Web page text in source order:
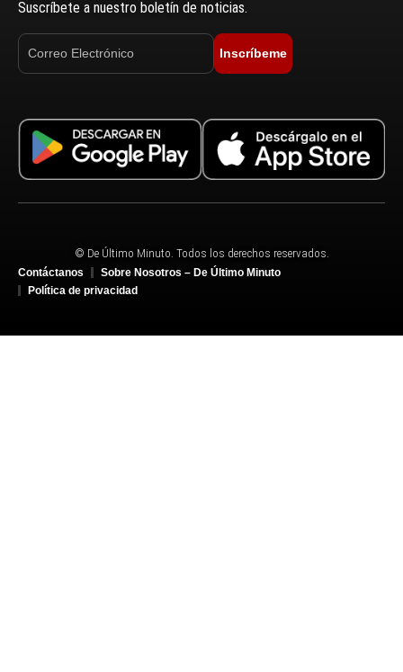
Suscríbete a nuestro boletín de noticias.
Inscríbeme
© De Último Minuto. Todos los derechos reservados.
Contáctanos
Sobre Nosotros – De Último Minuto
Política de privacidad